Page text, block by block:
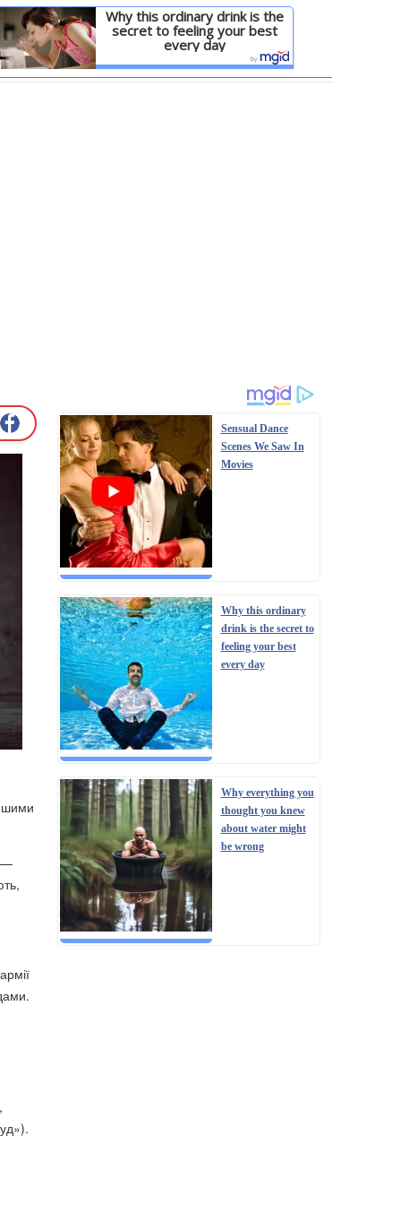
Why this ordinary drink is the
secret to feeling your best
every day
Детальніше
—
Sensual Dance
Scenes We Saw In
Movies
Why this ordinary
drink is the secret to
feeling your best
every day
Why everything you
thought you knew
about water might
be wrong